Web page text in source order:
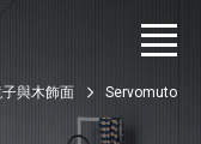
與木飾面 Servomuto